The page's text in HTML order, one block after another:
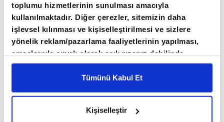
toplumu hizmetlerinin sunulması amacıyla
kullanılmaktadır. Diğer çerezler, sitemizin daha
işlevsel kılınması ve kişiselleştirilmesi ve sizlere
yönelik reklam/pazarlama faaliyetlerinin yapılması,
amaçlarıyla sınırlı olarak açık rızanız dahilinde
kullanılacaktır. Çerezlere ilişkin tercihlerinizi çerez
paneli vasıtasıyla belirleyebilirsiniz. Çerezlere ilişkin
detaylı bilgi için Ayarlar butonuna tıklayabilir,
6698 sayılı Kişisel Verilerin Korunması Kanunu
Tümünü Kabul Et
Kişiselleştir
Enflasyonla mücadele ve dengeli büyüme
politikasına devam eden Türkiye yüzde 2,5'lik
büyüme oranıyla Danimarka ile 5'inci sırada
yer aldı.